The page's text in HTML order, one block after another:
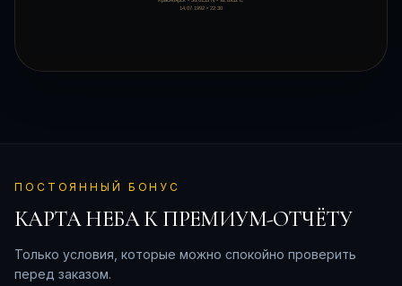
ПОСТОЯННЫЙ БОНУС
КАРТА НЕБА К ПРЕМИУМ-ОТЧЁТУ
Только условия, которые можно спокойно проверить
перед заказом.